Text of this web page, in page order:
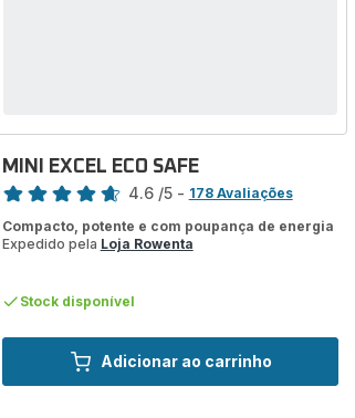
Adicionar ao carrinho
MINI EXCEL ECO SAFE
Classificação
4.6 /5 - 178 Avaliações
Compacto, potente e com poupança de energia
Expedido pela Loja Rowenta
Stock disponível